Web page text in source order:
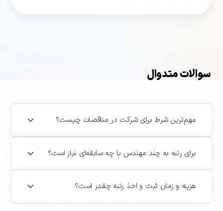
سوالات متدوال
مهم‌ترین شرط برای شرکت در مناقصات چیست؟
برای رتبه به چند مهندس با چه سابقه‌ای نیاز است؟
هزینه و زمان ثبت و اخذ رتبه چقدر است؟